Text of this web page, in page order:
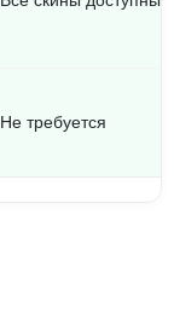
Не требуется